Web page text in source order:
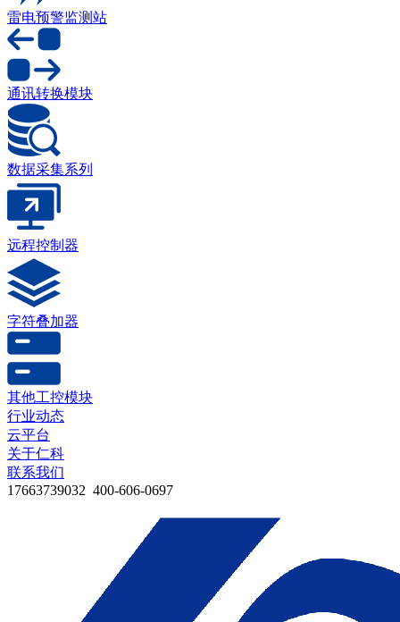
雷电预警监测站
通讯转换模块
数据采集系列
远程控制器
字符叠加器
其他工控模块
行业动态
云平台
关于仁科
联系我们
17663739032 400-606-0697